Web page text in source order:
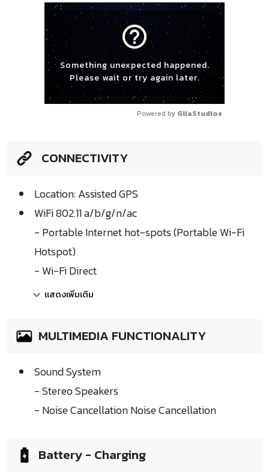
help_outline
Something unexpected happened.
Please wait or try again later.
Powered by GliaStudios
CONNECTIVITY
Location: Assisted GPS
WiFi 802.11 a/b/g/n/ac
- Portable Internet hot-spots (Portable Wi-Fi
Hotspot)
- Wi-Fi Direct
แสดงเพิ่มเติม
MULTIMEDIA FUNCTIONALITY
Sound System
- Stereo Speakers
- Noise Cancellation Noise Cancellation
Battery - Charging